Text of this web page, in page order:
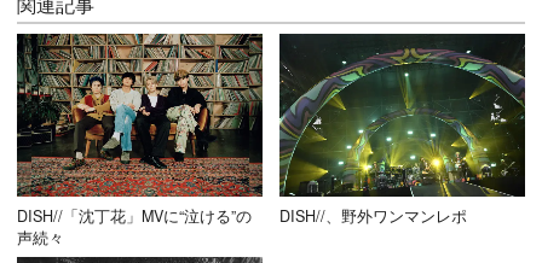
DISH//「沈丁花」MVに“泣ける”の
声続々
DISH//、野外ワンマンレポ